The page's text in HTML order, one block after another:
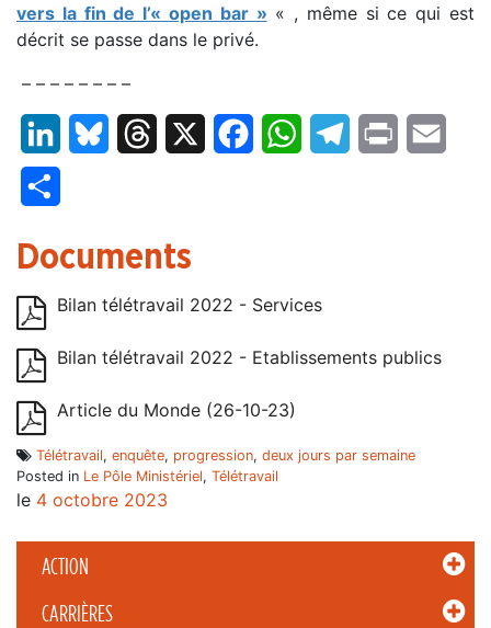
ACTION
CARRIÈRES
vers la fin de l’« open bar » « , même si ce qui est
décrit se passe dans le privé.
– – – – – – – –
LinkedInBluesky Threads FacebookWhatsAppTelegram
Print
Documents
Bilan télétravail 2022 - Services
Bilan télétravail 2022 - Etablissements publics
Article du Monde (26-10-23)
Télétravail, enquête, progression, deux jours par semaine
Posted in Le Pôle Ministériel, Télétravail
le 4 octobre 2023